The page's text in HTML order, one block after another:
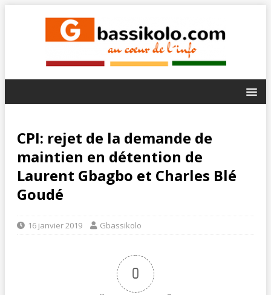
CPI: rejet de la demande de
maintien en détention de
Laurent Gbagbo et Charles Blé
Goudé
16 janvier 2019 Gbassikolo
0